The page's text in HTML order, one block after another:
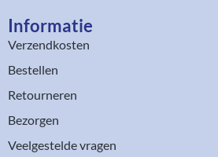
Informatie
Verzendkosten
Bestellen
Retourneren
Bezorgen
Veelgestelde vragen